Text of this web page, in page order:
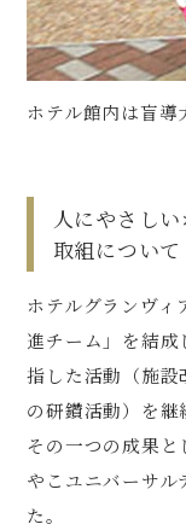
ホテル館内は盲導
人にやさし
取組について
ホテルグランヴィ
進チーム」を結成
指した活動（施
の研鑽活動）を継
その一つの成果
やこユニバーサル
た。